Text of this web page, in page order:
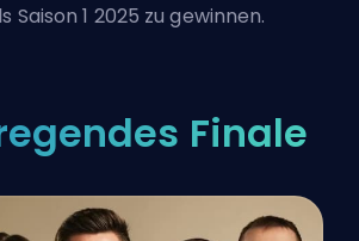
Saison 1 2025 zu gewinnen.
Finale